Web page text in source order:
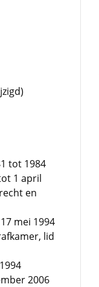
tot 1984
1 april
en
mei 1994
lid
2006